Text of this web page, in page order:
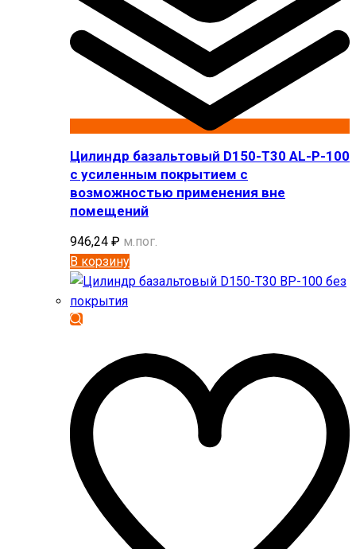
Цилиндр базальтовый D150-T30 AL-P-100
с усиленным покрытием с
возможностью применения вне
помещений
946,24 ₽ м.пог.
В корзину